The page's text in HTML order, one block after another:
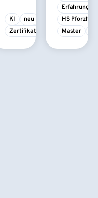
KI
neu
Zertifikatskurs
HS
Master